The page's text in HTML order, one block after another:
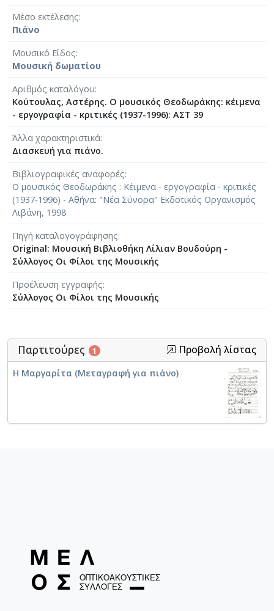
Μέσο εκτέλεσης
Πιάνο
Μουσικό Είδος
Μουσική δωματίου
Αριθμός καταλόγου
Κούτουλας, Αστέρης. Ο μουσικός Θεοδωράκης: κέιμενα
- εργογραφία - κριτικές (1937-1996): ΑΣΤ 39
Άλλα χαρακτηριστικά
Διασκευή για πιάνο.
Βιβλιογραφικές αναφορές
Ο μουσικός Θεοδωράκης : Κέιμενα - εργογραφία - κριτικές
(1937-1996) - Αθήνα: "Νέα Σύνορα" Εκδοτικός Οργανισμός
Λιβάνη, 1998
Πηγή καταλογογράφησης
Original: Μουσική Βιβλιοθήκη Λίλιαν Βουδούρη -
Σύλλογος Οι Φίλοι της Μουσικής
Προέλευση εγγραφής
Σύλλογος Οι Φίλοι της Μουσικής
Παρτιτούρες 1 Προβολή λίστας
Η Μαργαρίτα (Μεταγραφή για πιάνο)